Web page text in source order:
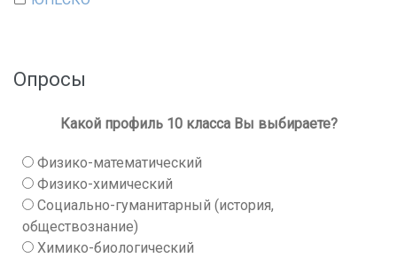
Опросы
Какой профиль 10 класса Вы выбираете?
Физико-математический
Физико-химический
Социально-гуманитарный (история,
обществознание)
Химико-биологический